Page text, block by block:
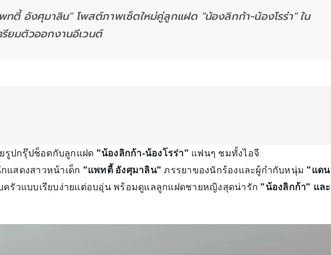
ทตี้ อังศุมาลิน" โพสต์ภาพเซ็ตใหม่คู่ลูกแฝด "น้องลิกก้า-น้องโรร่า" ใน
ยมตัวออกงานอีเวนต์
รูปกรุ๊ปช็อตกับลูกแฝด "น้องลิกก้า-น้องโรร่า" แฟนๆ ชมทั้งไอจี
แสดงสาวหน้าเด็ก "แพทตี้ อังศุมาลิน" ภรรยาของนักร้องและผู้กำกับหนุ่ม "แดน
รัวแบบเรียบง่ายแต่อบอุ่น พร้อมดูแลลูกแฝดชายหญิงสุดน่ารัก "น้องลิกก้า" และ